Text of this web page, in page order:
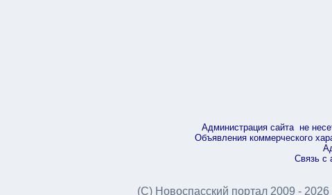
Администрация сайта не
Объявления коммерческого
Связь с
(С) Новоспасский портал 2009 - 2026